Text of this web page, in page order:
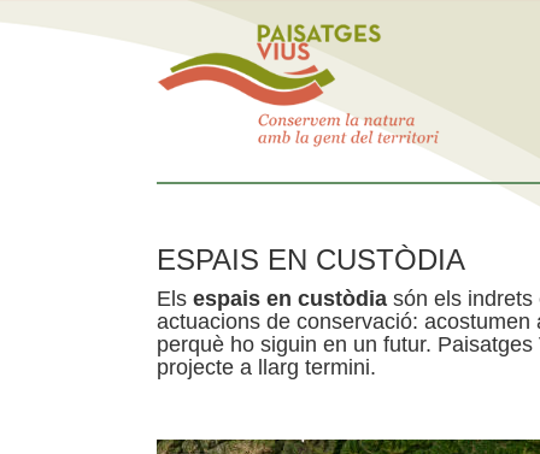
ESPAIS EN CUSTÒDIA
Els espais en custòdia són els indrets
actuacions de conservació:
perquè ho siguin en un futur.
projecte a llarg termini.